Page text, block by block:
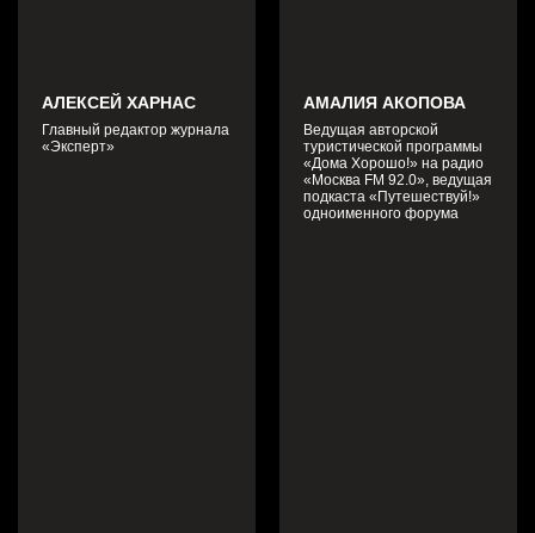
АЛЕКСЕЙ ХАРНАС
Главный редактор журнала
«Эксперт»
АМАЛИЯ АКОПОВА
Ведущая авторской
туристической программы
«Дома Хорошо!» на радио
«Москва FM 92.0», ведущая
подкаста «Путешествуй!»
одноименного форума